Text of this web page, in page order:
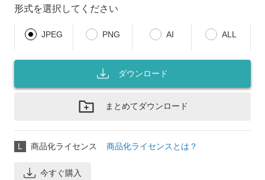
形式を選択してください
JPEG PNG AI ALL
ダウンロード
まとめてダウンロード
L 商品化ライセンス 商品化ライセンスとは？
今すぐ購入